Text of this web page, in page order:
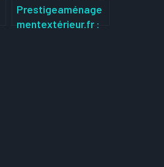
Prestigeaménage
mentextérieur.fr :